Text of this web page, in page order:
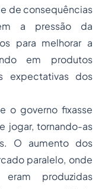
de consequências
a pressão da
para melhorar a
em produtos
expectativas dos
o governo fixasse
jogar, tornando-as
O aumento dos
paralelo, onde
produzidas